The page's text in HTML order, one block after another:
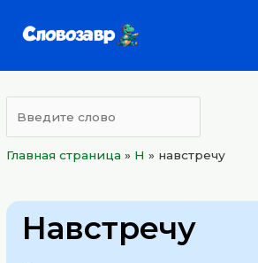
Главная страница » Н » навстречу
Навстречу